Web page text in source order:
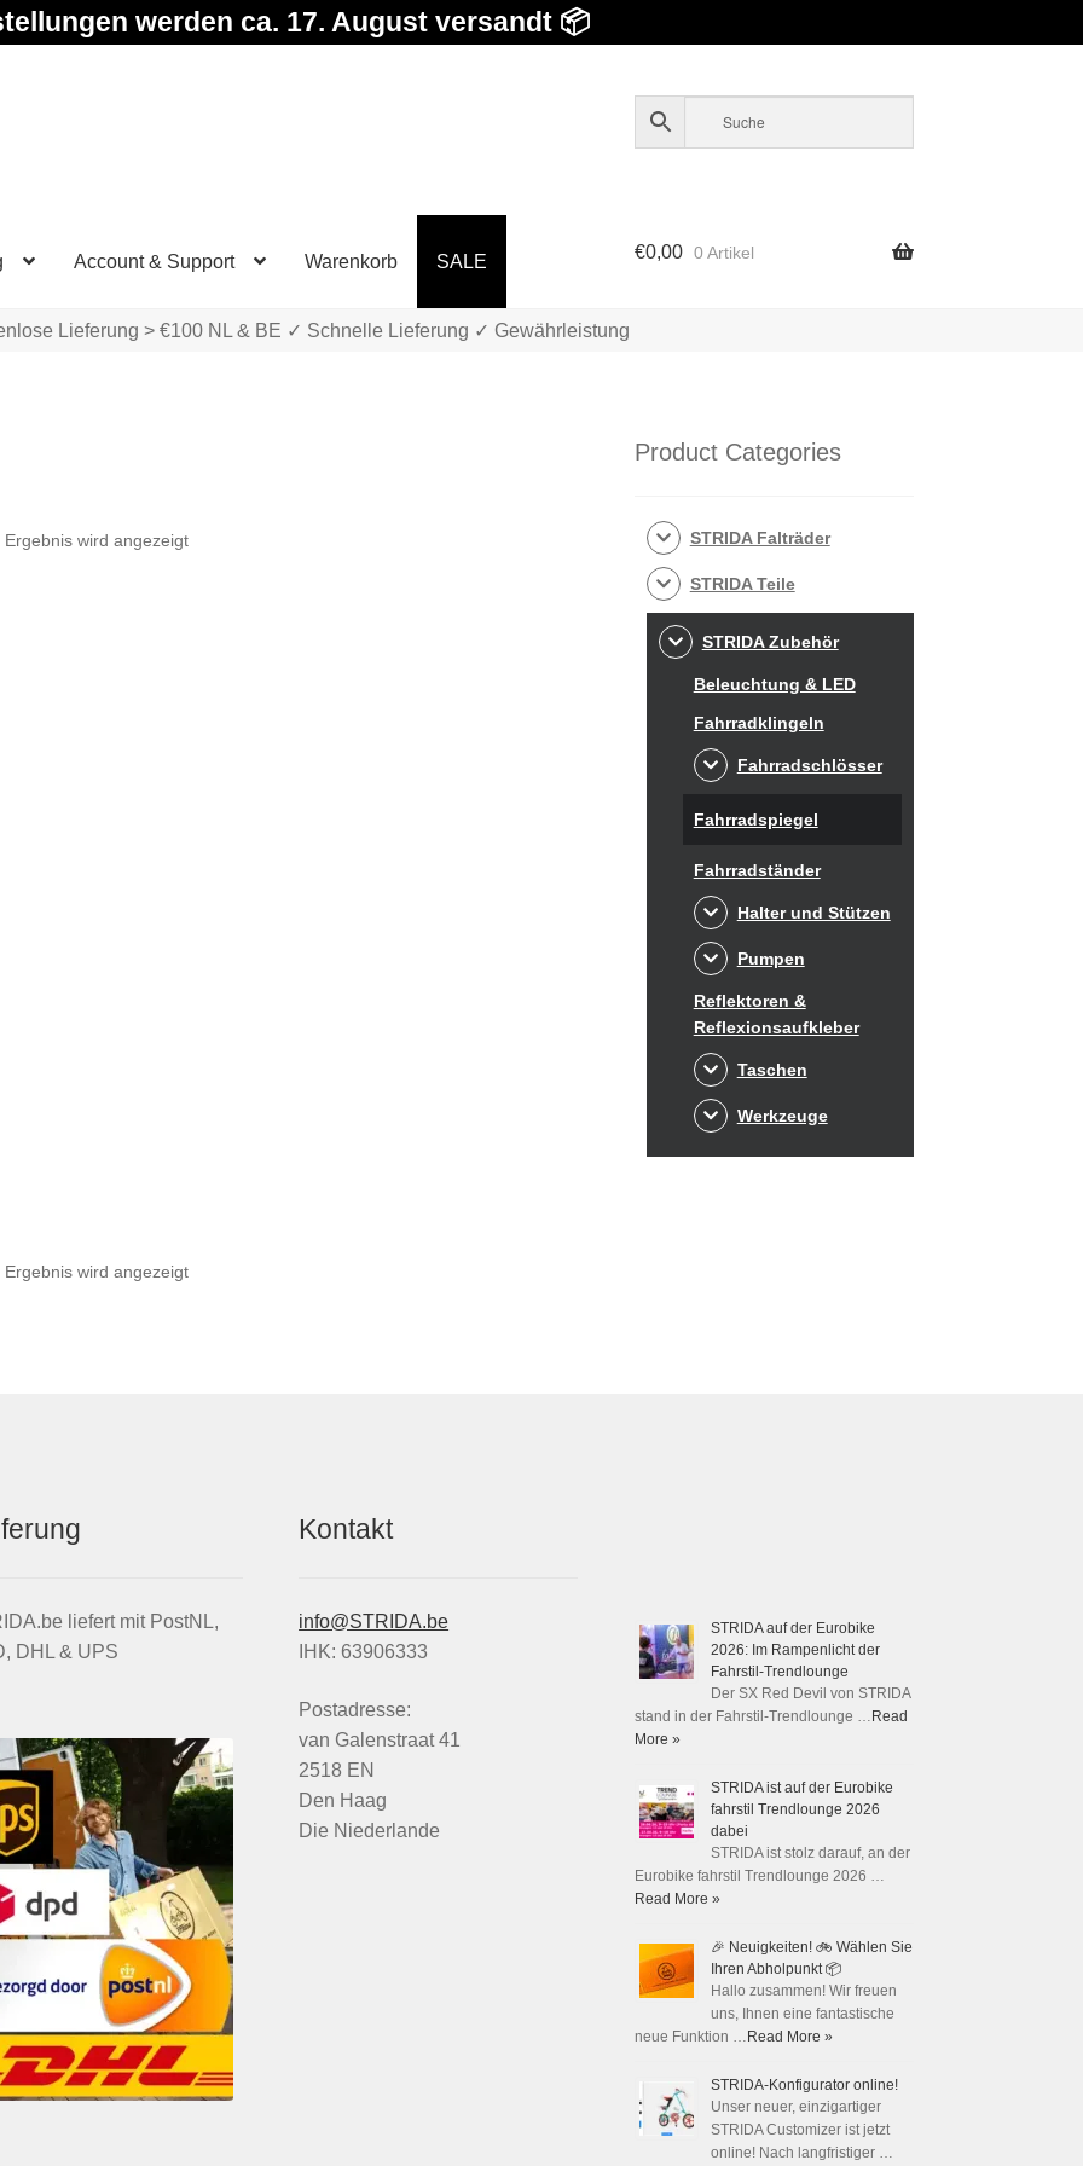
werden ca. 17. August versandt 📦
Account & Support Warenkorb SALE €0,00 0 Artikel
Lieferung > €100 NL & BE ✓ Schnelle Lieferung ✓ Gewährleistung
Ergebnis wird angezeigt
Ergebnis wird angezeigt
Product Categories
STRIDA Falträder
STRIDA Teile
STRIDA Zubehör
Beleuchtung & LED
Fahrradklingeln
Fahrradschlösser
Fahrradspiegel
Fahrradständer
Halter und Stützen
Pumpen
Reflektoren &
Reflexionsaufkleber
Taschen
Werkzeuge
liefert mit PostNL,
DHL & UPS
Kontakt
info@STRIDA.be
IHK: 63906333
Postadresse:
van Galenstraat 41
2518 EN
Den Haag
Die Niederlande
STRIDA auf der Eurobike
2026: Im Rampenlicht der
Fahrstil-Trendlounge
Der SX Red Devil von STRIDA
stand in der Fahrstil-Trendlounge … Read
More »
STRIDA ist auf der Eurobike
fahrstil Trendlounge 2026
dabei
STRIDA ist stolz darauf, an der
Eurobike fahrstil Trendlounge 2026 …
Read More »
🎉 Neuigkeiten! 🚲 Wählen Sie
Ihren Abholpunkt 📦
Hallo zusammen! Wir freuen
uns, Ihnen eine fantastische
neue Funktion … Read More »
STRIDA-Konfigurator online!
Unser neuer, einzigartiger
STRIDA Customizer ist jetzt
online! Nach langfristiger …